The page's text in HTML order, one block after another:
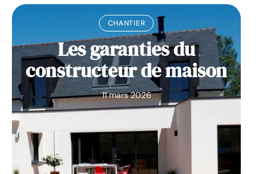
CHANTIER
Les garanties du
constructeur de maison
11 mars 2026